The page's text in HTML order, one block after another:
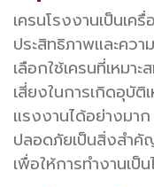
เครนโรงงานเป็นเ
ประสิทธิภาพและคว
เลือกใช้เครนที่เหม
เสี่ยงในการเกิดอุบัติ
แรงงานได้อย่างมา
ปลอดภัยเป็นสิ่งสำคั
เพื่อให้การทำงานเป็